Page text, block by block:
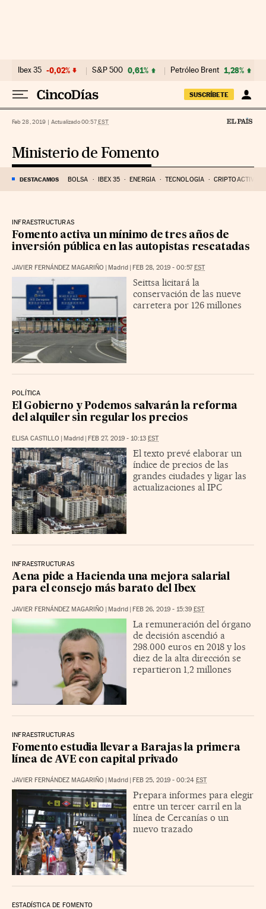
Ibex 35 -0,02% S&P 500 0,61% Petróleo Brent 1,28%
SUSCRÍBETE
Feb 28, 2019 | Actualizado 00:57EST
Ministerio de Fomento
DESTACAMOS BOLSA IBEX 35 ENERGÍA TECNOLOGÍA CRIPTOACTIVOS
INFRAESTRUCTURAS
Fomento activa un mínimo de tres años de
inversión pública en las autopistas rescatadas
JAVIER FERNÁNDEZ MAGARIÑO | Madrid | FEB 28, 2019 - 00:57EST
Seittsa licitará la
conservación de las nueve
carretera por 126 millones
POLÍTICA
El Gobierno y Podemos salvarán la reforma
del alquiler sin regular los precios
ELISA CASTILLO | Madrid | FEB 27, 2019 - 10:13 EST
El texto prevé elaborar un
índice de precios de las
grandes ciudades y ligar las
actualizaciones al IPC
INFRAESTRUCTURAS
Aena pide a Hacienda una mejora salarial
para el consejo más barato del Ibex
JAVIER FERNÁNDEZ MAGARIÑO | Madrid | FEB 26, 2019 - 15:39 EST
La remuneración del órgano
de decisión ascendió a
298.000 euros en 2018 y los
diez de la alta dirección se
repartieron 1,2 millones
INFRAESTRUCTURAS
Fomento estudia llevar a Barajas la primera
línea de AVE con capital privado
JAVIER FERNÁNDEZ MAGARIÑO | Madrid | FEB 25, 2019 - 00:24 EST
Prepara informes para elegir
entre un tercer carril en la
línea de Cercanías o un
nuevo trazado
ESTADÍSTICA DE FOMENTO